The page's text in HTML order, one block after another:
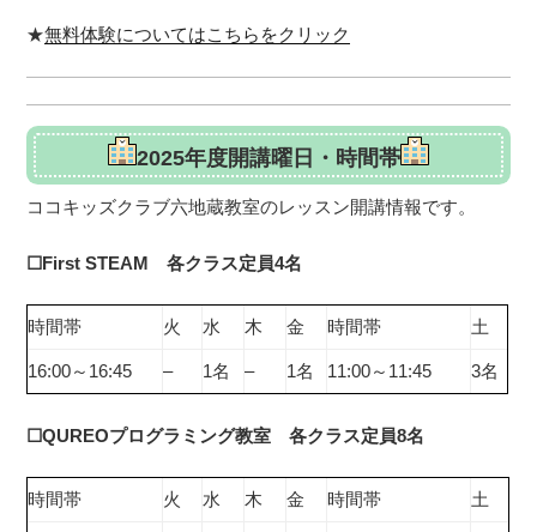
★無料体験についてはこちらをクリック
2025年度開講曜日・時間帯
ココキッズクラブ六地蔵教室のレッスン開講情報です。
☐First STEAM 各クラス定員4名
時間帯 火 水 木 金 時間帯 土
16:00～16:45 – 1名 – 1名 11:00～11:45 3名
☐QUREOプログラミング教室 各クラス定員8名
時間帯 火 水 木 金 時間帯 土